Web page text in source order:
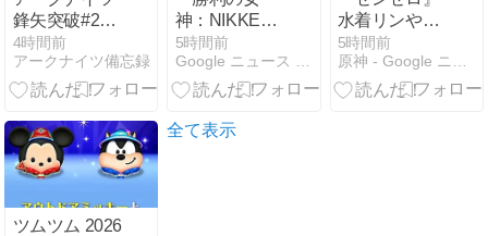
鋒矢突破#2
VEC-A 高レア
攻略 【置くだ
け簡単】
4時間前
アークナイツ備忘録
神：NIKKE』
より、「レッ
ドフード」の
プラスチック
場。あみあみ
5時間前
Google ニュース - NIKKE
水着リンや
『スタレ』
×「Fate」コラ
ボのセイバ
5時間前
原神 - Google ニュース
ツムツム 2026
全て表示